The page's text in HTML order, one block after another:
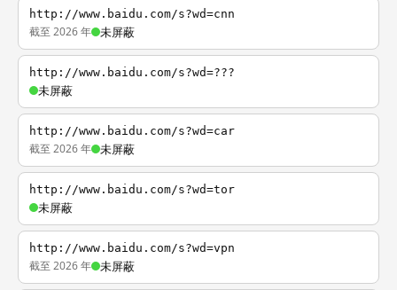
http://www.baidu.com/s?wd=cnn
截至 2026 年 未屏蔽
http://www.baidu.com/s?wd=???
未屏蔽
http://www.baidu.com/s?wd=car
截至 2026 年 未屏蔽
http://www.baidu.com/s?wd=tor
未屏蔽
http://www.baidu.com/s?wd=vpn
截至 2026 年 未屏蔽